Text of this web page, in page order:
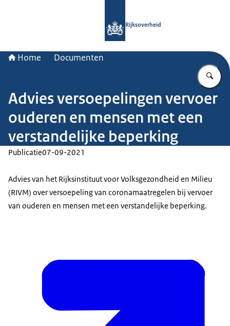
Rijksoverheid
Home Documenten
Advies versoepelingen vervoer
ouderen en mensen met een
verstandelijke beperking
Publicatie07-09-2021
Advies van het Rijksinstituut voor Volksgezondheid en Milieu
(RIVM) over versoepeling van coronamaatregelen bij vervoer
van ouderen en mensen met een verstandelijke beperking.